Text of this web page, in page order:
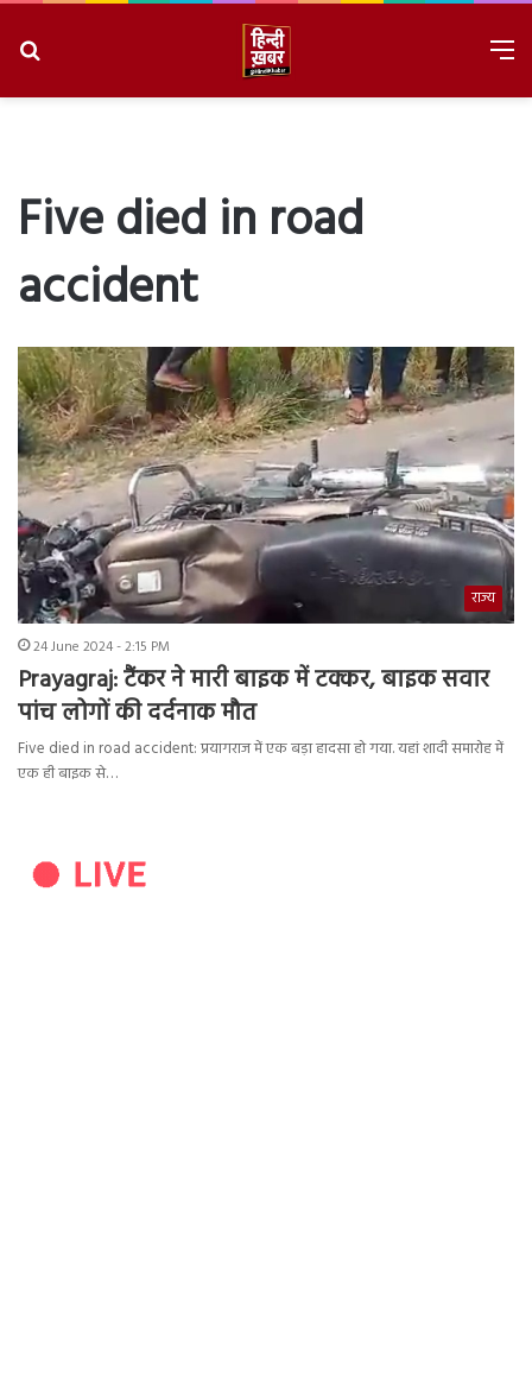
Five died in road
accident
राज्य
24 June 2024 - 2:15 PM
Prayagraj: टैंकर ने मारी बाइक में टक्कर, बाइक सवार
पांच लोगों की दर्दनाक मौत
Five died in road accident: प्रयागराज में एक बड़ा हादसा हो गया. यहां शादी समारोह में
एक ही बाइक से…